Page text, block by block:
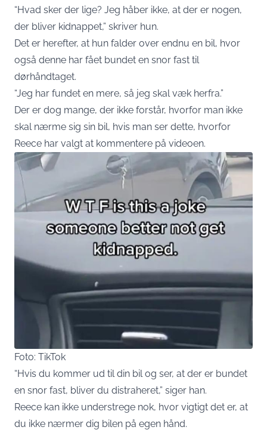
“Hvad sker der lige? Jeg håber ikke, at der er nogen,
der bliver kidnappet,” skriver hun.
Det er herefter, at hun falder over endnu en bil, hvor
også denne har fået bundet en snor fast til
dørhåndtaget.
“Jeg har fundet en mere, så jeg skal væk herfra.”
Der er dog mange, der ikke forstår, hvorfor man ikke
skal nærme sig sin bil, hvis man ser dette, hvorfor
Reece har valgt at kommentere på videoen.
Foto: TikTok
“Hvis du kommer ud til din bil og ser, at der er bundet
en snor fast, bliver du distraheret,” siger han.
Reece kan ikke understrege nok, hvor vigtigt det er, at
du ikke nærmer dig bilen på egen hånd.